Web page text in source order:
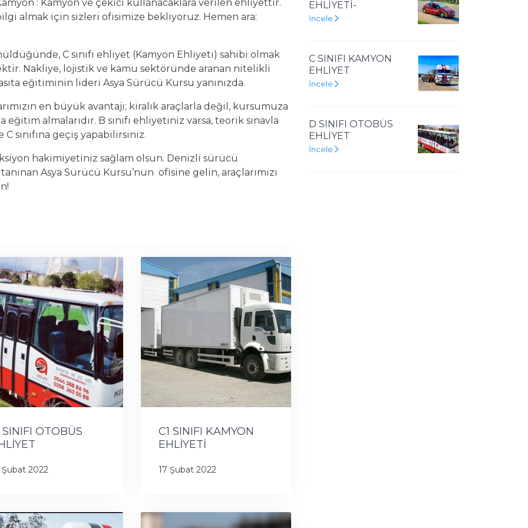
: Kamyon ve çekici kullanacaklara verilen ehliyettir.
almak için sizleri ofisimize bekliyoruz. Hemen ara:
C sınıfı ehliyet (Kamyon Ehliyeti) sahibi olmak
Nakliye, lojistik ve kamu sektöründe aranan nitelikli
eğitiminin lideri Asya Sürücü Kursu yanınızda.
en büyük avantajı; kiralık araçlarla değil, kursumuza
almalarıdır. B sınıfı ehliyetiniz varsa, teorik sınavla
sınıfına geçiş yapabilirsiniz.
hakimiyetiniz sağlam olsun. Denizli sürücü
tanınan Asya Sürücü Kursu’nun ofisine gelin, araçlarımızı
OTOBÜS
Şubat 2022
C1 SINIFI KAMYON
EHLİYETİ
17 Şubat 2022
EHLİYETİ-
İncele
C SINIFI KAMYON
EHLİYET
İncele
D SINIFI OTOBÜS
EHLİYET
İncele